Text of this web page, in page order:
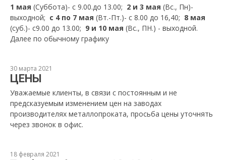
1 мая (Суббота)- с 9.00.до 13.00; 2 и 3 мая (Вс., Пн)-
выходной; с 4 по 7 мая (Вт.-Пт.)- с 8.00 до 16,40; 8 мая
(суб.)- с9.00 до 13.00; 9 и 10 мая (Вс., ПН.) - выходной.
Далее по обычному графику
30 марта 2021
ЦЕНЫ
Уважаемые клиенты, в связи с постоянным и не
предсказуемым изменением цен на заводах
производителях металлопроката, просьба цены уточнять
через звонок в офис.
18 февраля 2021